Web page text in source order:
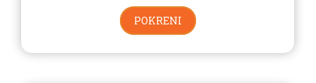
POKRENI